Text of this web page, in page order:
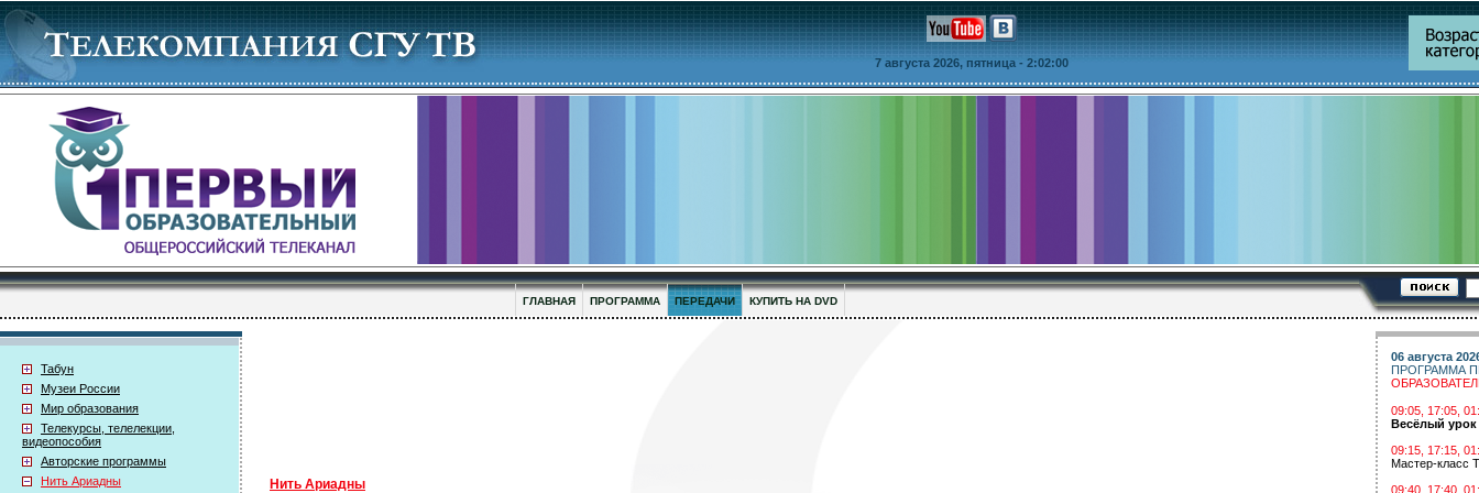
7 августа 2026, пятница - 2:02:00
ГЛАВНАЯ ПРОГРАММА ПЕРЕДАЧИ КУПИТЬ НА DVD
Табун
Музеи России
Мир образования
Телекурсы, телелекции,
видеопособия
Авторские программы
Нить Ариадны
Нить Ариадны
06 августа
ПРОГРАММА
09:05, 17:05,
Весёлый урок
09:15, 17:15,
Мастер-класс
09:40, 17:40,